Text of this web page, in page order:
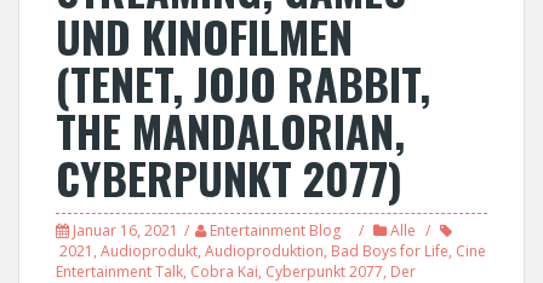
UND KINOFILMEN
(TENET, JOJO RABBIT,
THE MANDALORIAN,
CYBERPUNKT 2077)
Januar 16, 2021 Entertainment Blog
Alle
2021 , Audioprodukt, Audioproduktion, Bad Boys for Life, Cine
Entertainment Talk, Cobra Kai, Cyberpunkt 2077, Der